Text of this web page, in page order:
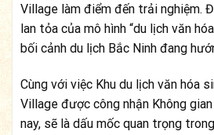
Village làm điểm đến trải nghiệm.
lan tỏa của mô hình “du lịch văn
bối cảnh du lịch Bắc Ninh đang
Cùng với việc Khu du lịch văn hóa
Village được công nhận Không
nay, sẽ là dấu mốc quan trọng